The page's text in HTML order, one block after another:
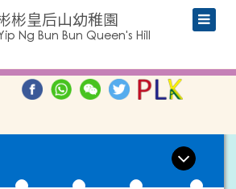
彬皇后山幼稚園
Ng Bun Bun Queen's Hill